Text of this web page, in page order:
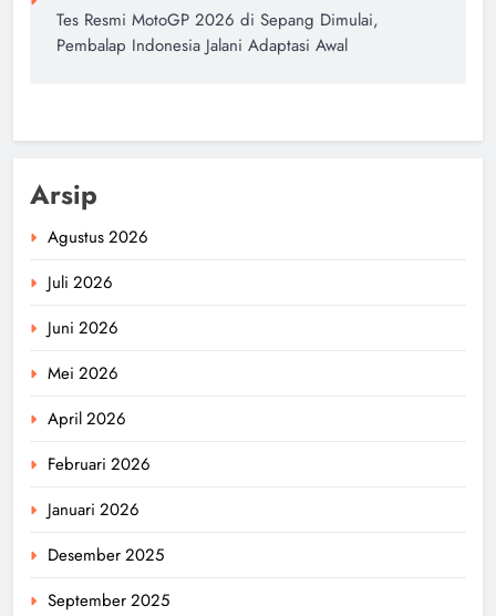
Tes Resmi MotoGP 2026 di Sepang Dimulai,
Pembalap Indonesia Jalani Adaptasi Awal
Arsip
Agustus 2026
Juli 2026
Juni 2026
Mei 2026
April 2026
Februari 2026
Januari 2026
Desember 2025
September 2025